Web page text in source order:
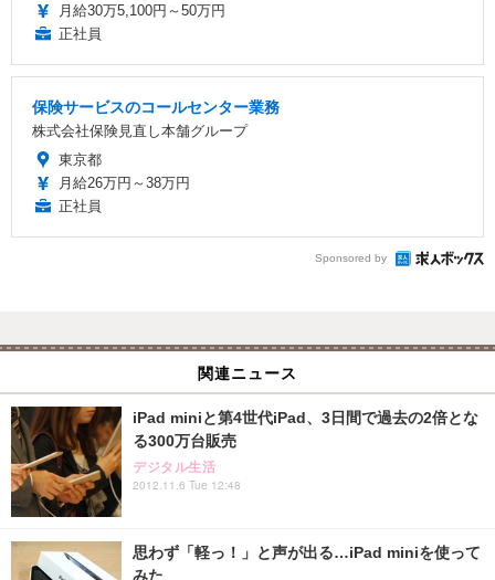
月給30万5,100円～50万円
正社員
保険サービスのコールセンター業務
株式会社保険見直し本舗グループ
東京都
月給26万円～38万円
正社員
Sponsored by
関連ニュース
iPad miniと第4世代iPad、3日間で過去の2倍とな
る300万台販売
デジタル生活
2012.11.6 Tue 12:48
思わず「軽っ！」と声が出る…iPad miniを使って
みた